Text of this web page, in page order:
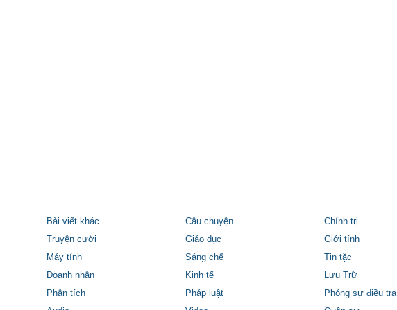
Bài viết khác Câu chuyện
Chính trị
Truyện cười Giáo dục
Giới tính
Máy tính Sáng chế
Tin tặc
Doanh nhân Kinh tế
Lưu Trữ
Phân tích Pháp luật
Phóng sự điều tra